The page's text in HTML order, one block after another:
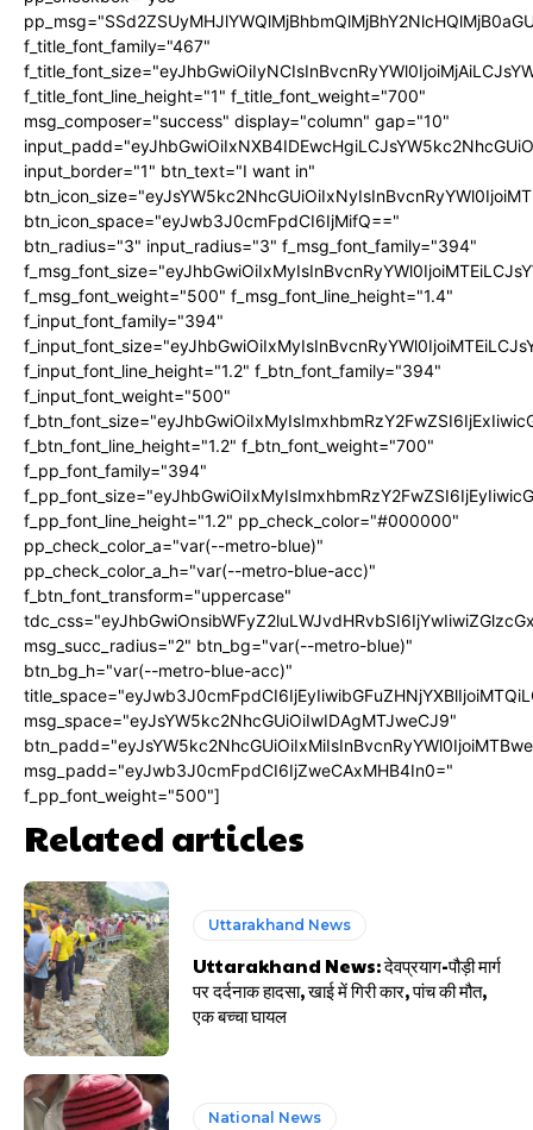
f_title_font_family="467"
f_title_font_line_height="1" f_title_font_weight="700"
msg_composer="success" display="column" gap="10"
input_border="1" btn_text="I want in"
btn_icon_space="eyJwb3J0cmFpdCI6IjMifQ=="
btn_radius="3" input_radius="3" f_msg_font_family="394"
f_msg_font_weight="500" f_msg_font_line_height="1.4"
f_input_font_family="394"
f_input_font_line_height="1.2" f_btn_font_family="394"
f_input_font_weight="500"
f_btn_font_line_height="1.2" f_btn_font_weight="700"
f_pp_font_family="394"
f_pp_font_line_height="1.2" pp_check_color="#000000"
pp_check_color_a="var(--metro-blue)"
pp_check_color_a_h="var(--metro-blue-acc)"
f_btn_font_transform="uppercase"
msg_succ_radius="2" btn_bg="var(--metro-blue)"
btn_bg_h="var(--metro-blue-acc)"
msg_space="eyJsYW5kc2NhcGUiOiIwIDAgMTJweCJ9"
msg_padd="eyJwb3J0cmFpdCI6IjZweCAxMHB4In0="
f_pp_font_weight="500"]
Related articles
Uttarakhand News
Uttarakhand News: देवप्रयाग-पौड़ी मार्ग
पर दर्दनाक हादसा, खाई में गिरी कार, पांच की मौत,
एक बच्चा घायल
National News